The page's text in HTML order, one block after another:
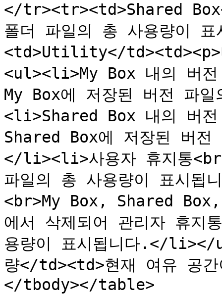
</tr><tr><td>Shared
폴더 파일의 총 사용량이
<td>Utility</td><td><p>
<ul><li>My Box 내의 버전
My Box에 저장된 버전 파
<li>Shared Box 내의 버전
Shared Box에 저장된 버전
</li><li>사용자 휴지통
파일의 총 사용량이 표시
<br>My Box, Shared
에서 삭제되어 관리자 휴지
용량이 표시됩니다.</
량</td><td>현재 여유 공
</tbody></table>